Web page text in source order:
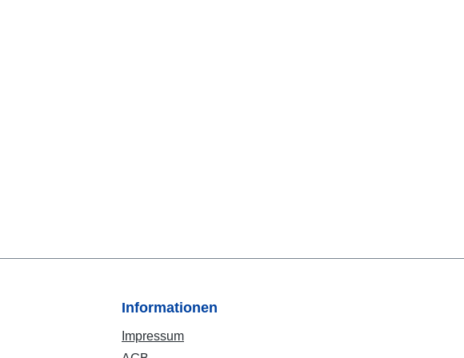
Informationen
Impressum